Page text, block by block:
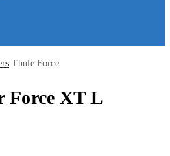
Thule Force
Force XT L